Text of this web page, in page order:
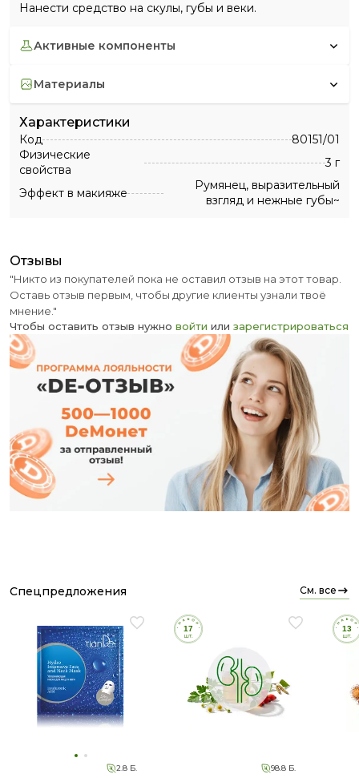
Нанести средство на скулы, губы и веки.
активные компоненты
материалы
Характеристики
Код
80151/01
Физические
свойства
3 г
Эффект в макияже
Румянец, выразительный
взгляд и нежные губы~
отзывы
"Никто из покупателей пока не оставил отзыв на этот товар.
Оставь отзыв первым, чтобы другие клиенты узнали твоё
мнение."
Чтобы оставить отзыв нужно войти или зарегистрироваться
спецпредложения см. все
2.8 Б.
98.8 Б.